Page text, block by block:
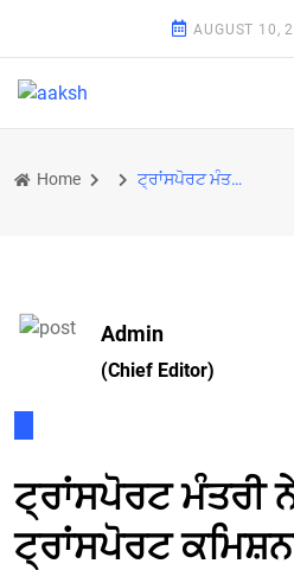
AUGUST 10,
Home ਟ੍ਰਾਂਸਪੋਰਟ ਮੰਤਰੀ ਨੇ ਕੀਤਾ ਡਿਪਟੀ ਟ੍ਰਾਂਸਪੋਰਟ ਕਮਿਸ਼ਨਰ ਨੂੰ ਕਾਰਨ ਦੱਸੋ ਨੋਟਿਸ ਜਾਰੀ
Admin
(Chief Editor)
ਟ੍ਰਾਂਸਪੋਰਟ ਮੰਤਰੀ
ਟ੍ਰਾਂਸਪੋਰਟ